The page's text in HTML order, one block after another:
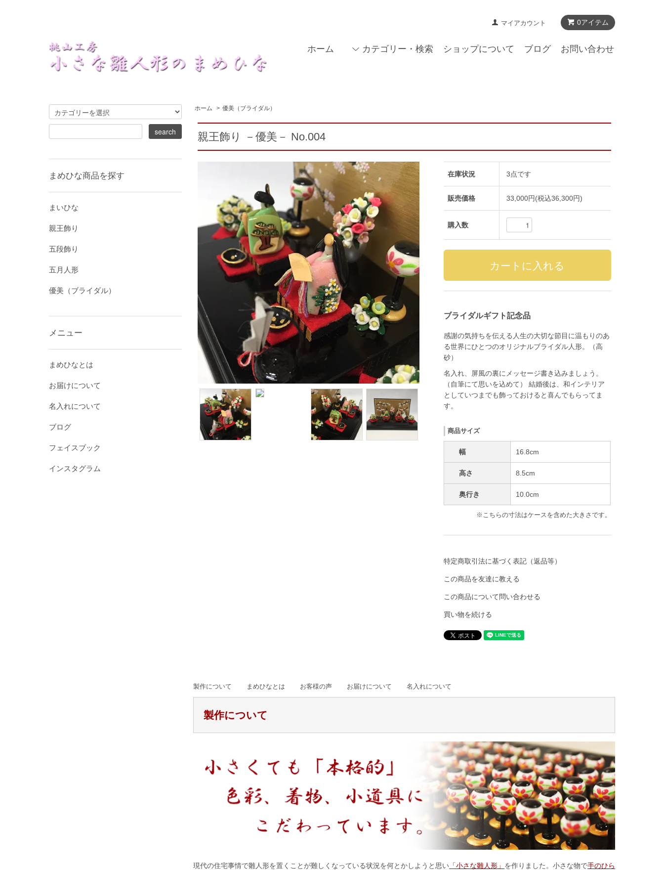
0アイテム
マイアカウント
ホーム カテゴリー・検索 ショップについて ブログ お問い合わせ
ホーム > 優美（ブライダル）
親王飾り －優美－ No.004
在庫状況 3点です
販売価格 33,000円(税込36,300円)
購入数
ブライダルギフト記念品
感謝の気持ちを伝える人生の大切な節目に温もりのあ
る世界にひとつのオリジナルブライダル人形。（高
砂）
名入れ、屏風の裏にメッセージ書き込みましょう。
（自筆にて思いを込めて） 結婚後は、和インテリア
としていつまでも飾っておけると喜んでもらってま
す。
商品サイズ
幅 16.8cm
高さ 8.5cm
奥行き 10.0cm
※こちらの寸法はケースを含めた大きさです。
特定商取引法に基づく表記（返品等）
この商品を友達に教える
この商品について問い合わせる
買い物を続ける
製作について まめひなとは お客様の声 お届けについて 名入れについて
製作について
現代の住宅事情で雛人形を置くことが難しくなっている状況を何とかしようと思い 「小さな雛人形」 を作りました。小さな物で手のひら
まめひな商品を探す
まいひな
親王飾り
五段飾り
五月人形
優美（ブライダル）
メニュー
まめひなとは
お届けについて
名入れについて
ブログ
フェイスブック
インスタグラム